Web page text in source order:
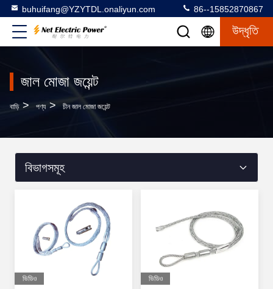
buhuifang@YZYTDL.onaliyun.com 86--15852870867
উদ্ধৃতি
জাল মোজা জয়েন্ট
বাড়ি > পণ্য > চীন জাল মোজা জয়েন্ট
বিভাগসমূহ
ভিডিও ভিডিও